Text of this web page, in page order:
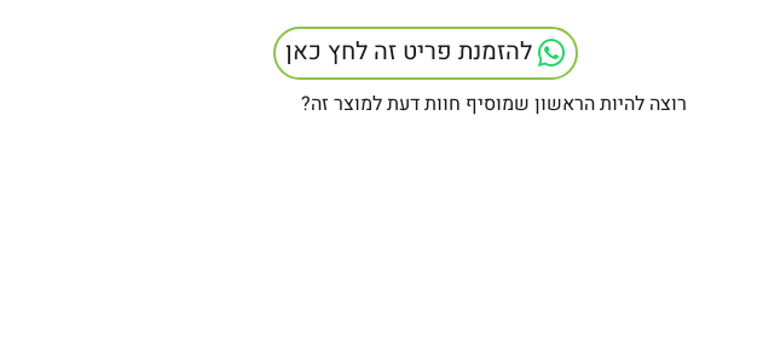
להזמנת פריט זה לחץ כאן
רוצה להיות הראשון שמוסיף חוות דעת למוצר זה?